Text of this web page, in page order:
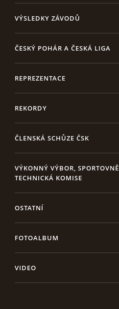
VÝSLEDKY ZÁVODŮ
ČESKÝ POHÁR A ČESKÁ LIGA
REPREZENTACE
REKORDY
ČLENSKÁ SCHŮZE ČSK
VÝKONNÝ VÝBOR, SPORTOVNĚ
TECHNICKÁ KOMISE
OSTATNÍ
FOTOALBUM
VIDEO